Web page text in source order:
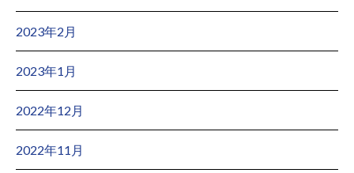
2023年2月
2023年1月
2022年12月
2022年11月